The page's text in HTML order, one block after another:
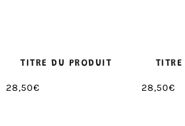
TITRE DU PRODUIT
28,50€
/
28,50€
/